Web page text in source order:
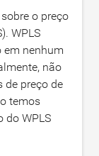
o preço
WPLS
em nenhum
não
de preço de
temos
do WPLS